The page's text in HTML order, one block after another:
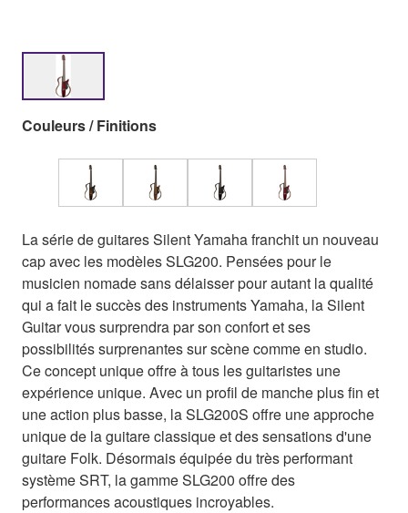
Couleurs / Finitions
La série de guitares Silent Yamaha franchit un nouveau
cap avec les modèles SLG200. Pensées pour le
musicien nomade sans délaisser pour autant la qualité
qui a fait le succès des instruments Yamaha, la Silent
Guitar vous surprendra par son confort et ses
possibilités surprenantes sur scène comme en studio.
Ce concept unique offre à tous les guitaristes une
expérience unique. Avec un profil de manche plus fin et
une action plus basse, la SLG200S offre une approche
unique de la guitare classique et des sensations d'une
guitare Folk. Désormais équipée du très performant
système SRT, la gamme SLG200 offre des
performances acoustiques incroyables.